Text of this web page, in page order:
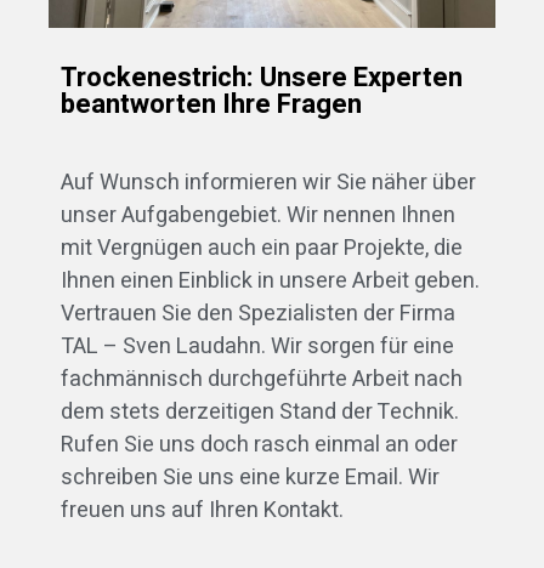
Trockenestrich: Unsere Experten
beantworten Ihre Fragen
Auf Wunsch informieren wir Sie näher über
unser Aufgabengebiet. Wir nennen Ihnen
mit Vergnügen auch ein paar Projekte, die
Ihnen einen Einblick in unsere Arbeit geben.
Vertrauen Sie den Spezialisten der Firma
TAL – Sven Laudahn. Wir sorgen für eine
fachmännisch durchgeführte Arbeit nach
dem stets derzeitigen Stand der Technik.
Rufen Sie uns doch rasch einmal an oder
schreiben Sie uns eine kurze Email. Wir
freuen uns auf Ihren Kontakt.